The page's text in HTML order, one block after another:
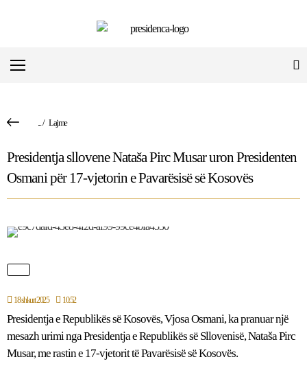
.../ Lajme
Presidentja sllovene Nataša Pirc Musar uron Presidenten
Osmani për 17-vjetorin e Pavarësisë së Kosovës
18 shkurt 2025 10:52
Presidentja e Republikës së Kosovës, Vjosa Osmani, ka pranuar një
mesazh urimi nga Presidentja e Republikës së Sllovenisë, Nataša Pirc
Musar, me rastin e 17-vjetorit të Pavarësisë së Kosovës.